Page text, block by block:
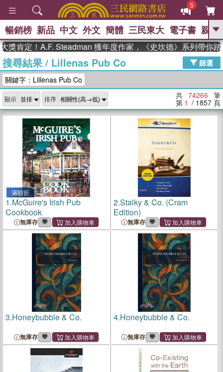
5
GO
熱搜： 東野圭吾 高希均教授回憶錄
、 The Odyssey 、 父親節 、 如果歷
獎 臺灣漫遊錄 、 方念華 、 台灣的李
登輝時代
數學女孩：黎曼猜想 、
偉大的迷走神經
暢銷榜 新品 中文 外文 簡體 三民東大 電子書 親子
！A.F. Steadman 獲年度作家，《史坎德》系列帶你踏上熱
搜尋結果/ Lillenas Pub Co
篩選
關鍵字：Lillenas Pub Co
顯示 排序 共 74266 筆
第 1 / 1857 頁
滿額折
1.McGuire's Irish Pub
Cookbook
無庫存
2.Stalky & Co. (Cram
Edition)
無庫存
3.Honeybubble & Co.
無庫存
4.Honeybubble & Co.
無庫存